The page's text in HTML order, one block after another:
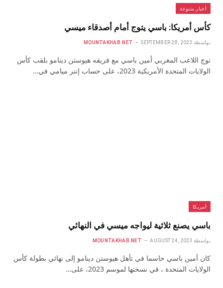
أخبار متنوعة
كأس أمريكا: باسي يتوج أمام أصدقاء ميسي
بواسطة MOUNTAKHAB.NET SEPTEMBER 28, 2023
توج اللاعب المغربي أمين باسي مع فريقه هيوستن دينامو بلقب كأس
الولايات المتحدة الأمريكية 2023، على حساب إنتر ميامي في…
أمريكا
باسي يصنع ثلاثية ليواجه ميسي في النهائي
بواسطة MOUNTAKHAB.NET AUGUST 24, 2023
كان أمين باسي حاسما في تأهل هيوستن دينامو إلى نهائي بطولة كأس
الولايات المتحدة ، في نسختها لموسم 2023، على…